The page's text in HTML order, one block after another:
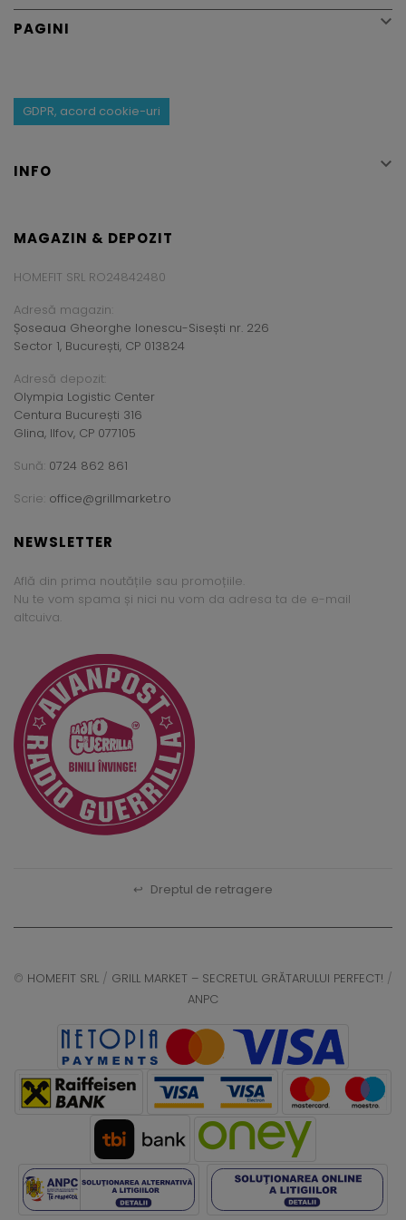
PAGINI 
GDPR, acord cookie-uri
INFO 
MAGAZIN & DEPOZIT
HOMEFIT SRL RO24842480
Adresă magazin:
Șoseaua Gheorghe Ionescu-Sisești nr. 226
Sector 1, București, CP 013824
Adresă depozit:
Olympia Logistic Center
Centura București 316
Glina, Ilfov, CP 077105
Sună: 0724 862 861
Scrie: office@grillmarket.ro
NEWSLETTER
Află din prima noutățile sau promoțiile.
Nu te vom spama și nici nu vom da adresa ta de e-mail
altcuiva.
↩ Dreptul de retragere
© HOMEFIT SRL / GRILL MARKET – SECRETUL GRĂTARULUI PERFECT! /
ANPC